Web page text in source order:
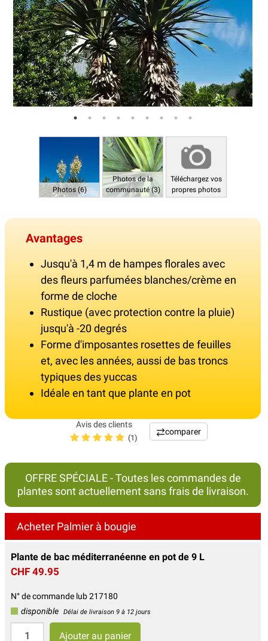
Photos (6)
Photos de la
communauté (3)
Téléchargez vos
propres photos
Avantages
Jusqu'à 1,4 m de hampes florales avec
des fleurs parfumées blanches/crème en
forme de cloche
Rustique (avec protection contre la pluie)
jusqu'à -20 degrés
Forme d'imposantes rosettes de feuilles
et, avec les années, aussi de bas troncs
typiques des yuccas
Idéale en tant que plante en pot
Avis des clients
(1)
comparer
OFFRE SPÉCIALE - Toutes les commandes de
plantes sont actuellement sans frais de livraison.
Acheter Palmier à bougie
Plante de bac méditerranéenne en pot de 9 L
CHF 49.95
N° de commande lub 217180
disponible
Délai de livraison 9 à 12 jours